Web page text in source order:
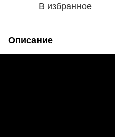
В избранное
Описание